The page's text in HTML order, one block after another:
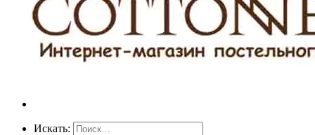
Искать: